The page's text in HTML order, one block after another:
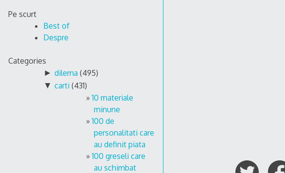
Pe scurt
Best of
Despre
Categories
► dilema (495)
▼ carti (431)
10 materiale
minune
100 de
personalitati care
au definit piata
100 greseli care
au schimbat